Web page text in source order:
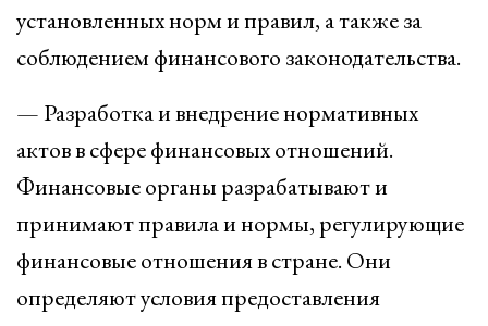
установленных норм и правил, а также за
соблюдением финансового законодательства.
— Разработка и внедрение нормативных
актов в сфере финансовых отношений.
Финансовые органы разрабатывают и
принимают правила и нормы, регулирующие
финансовые отношения в стране. Они
определяют условия предоставления